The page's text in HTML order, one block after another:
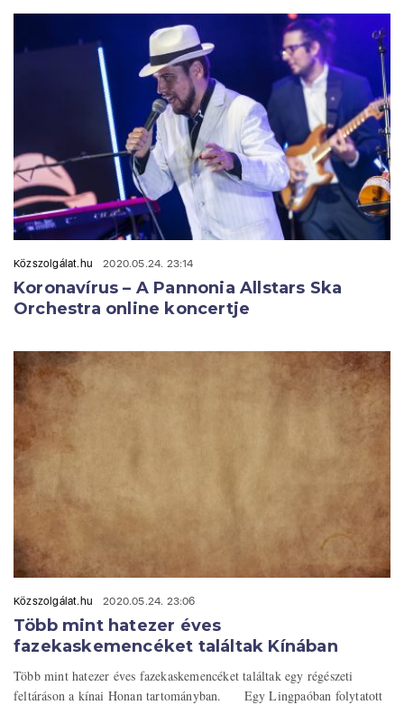
Közszolgálat.hu 2020.05.24. 23:14
Koronavírus – A Pannonia Allstars Ska
Orchestra online koncertje
Közszolgálat.hu 2020.05.24. 23:06
Több mint hatezer éves
fazekaskemencéket találtak Kínában
Több mint hatezer éves fazekaskemencéket találtak egy régészeti
feltáráson a kínai Honan tartományban. Egy Lingpaóban folytatott